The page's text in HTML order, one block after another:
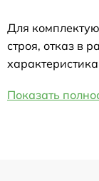
Для
строя, отказ в
Показать